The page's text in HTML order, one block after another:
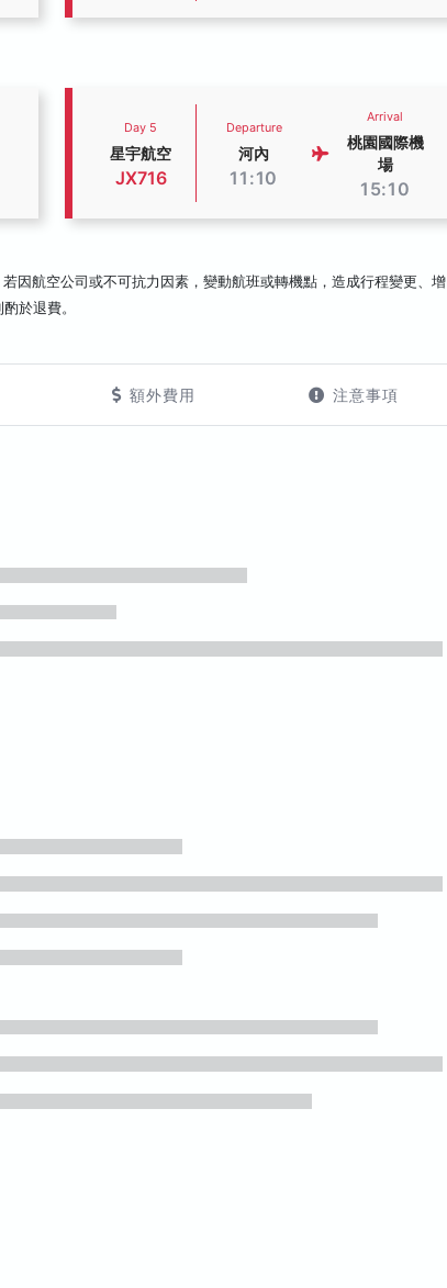
Day 5
星宇航空
JX716
Departure
河內
11:10
Arrival
桃園國際機
場
15:10
因航空公司或不可抗力因素，變動航班或轉機點，造成行程變更、增
於退費。
額外費用 注意事項